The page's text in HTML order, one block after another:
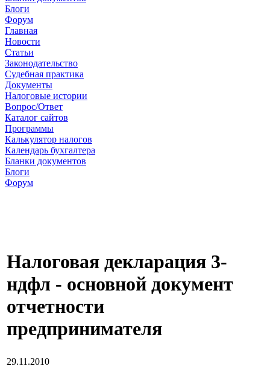
Блоги
Форум
Главная
Новости
Cтатьи
Законодательство
Судебная практика
Документы
Налоговые истории
Вопрос/Ответ
Каталог сайтов
Программы
Калькулятор налогов
Календарь бухгалтера
Бланки документов
Блоги
Форум
Налоговая декларация 3-
ндфл - основной документ
отчетности
предпринимателя
29.11.2010